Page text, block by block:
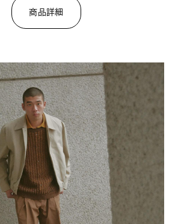
商品詳細